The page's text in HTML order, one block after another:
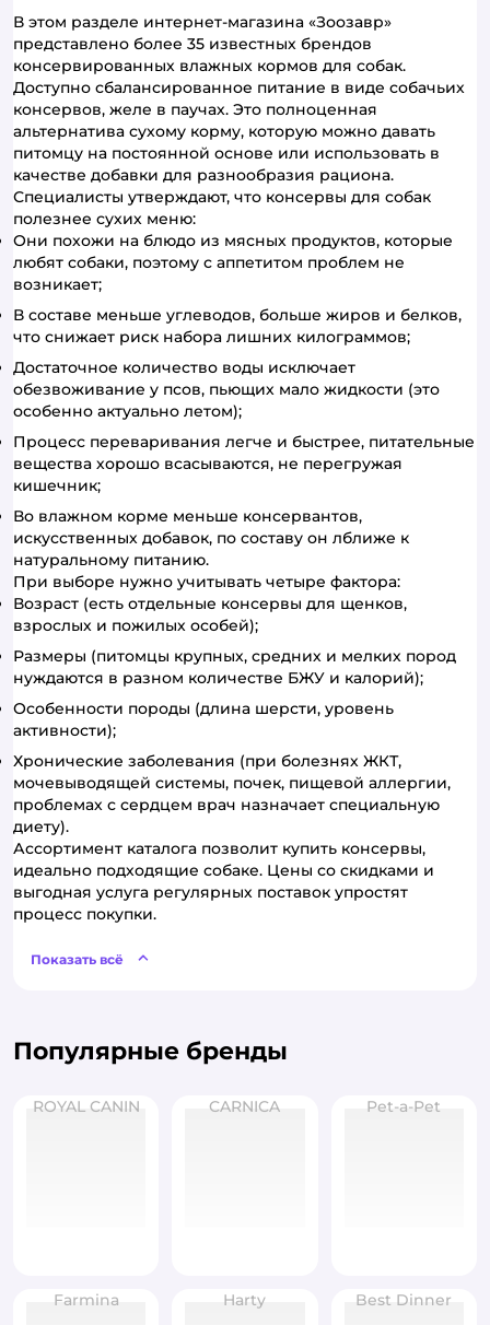
В этом разделе интернет-магазина «Зоозавр»
представлено более 35 известных брендов
консервированных влажных кормов для собак.
Доступно сбалансированное питание в виде собачьих
консервов, желе в паучах. Это полноценная
альтернатива сухому корму, которую можно давать
питомцу на постоянной основе или использовать в
качестве добавки для разнообразия рациона.
Специалисты утверждают, что консервы для собак
полезнее сухих меню:
Они похожи на блюдо из мясных продуктов, которые
любят собаки, поэтому с аппетитом проблем не
возникает;
В составе меньше углеводов, больше жиров и белков,
что снижает риск набора лишних килограммов;
Достаточное количество воды исключает
обезвоживание у псов, пьющих мало жидкости (это
особенно актуально летом);
Процесс переваривания легче и быстрее, питательные
вещества хорошо всасываются, не перегружая
кишечник;
Во влажном корме меньше консервантов,
искусственных добавок, по составу он лближе к
натуральному питанию.
При выборе нужно учитывать четыре фактора:
Возраст (есть отдельные консервы для щенков,
взрослых и пожилых особей);
Размеры (питомцы крупных, средних и мелких пород
нуждаются в разном количестве БЖУ и калорий);
Особенности породы (длина шерсти, уровень
активности);
Хронические заболевания (при болезнях ЖКТ,
мочевыводящей системы, почек, пищевой аллергии,
проблемах с сердцем врач назначает специальную
диету).
Ассортимент каталога позволит купить консервы,
идеально подходящие собаке. Цены со скидками и
выгодная услуга регулярных поставок упростят
процесс покупки.
Показать всё
Популярные бренды
ROYAL CANIN CARNICA Pet-a-Pet
Farmina Harty Best Dinner